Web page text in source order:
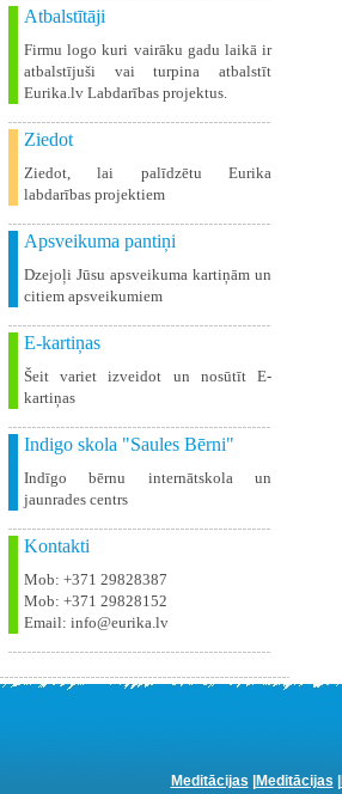
Atbalstītāji
Firmu logo kuri vairāku gadu laikā ir
atbalstījuši vai turpina atbalstīt
Eurika.lv Labdarības projektus.
Ziedot
Ziedot, lai palīdzētu Eurika
labdarības projektiem
Apsveikuma pantiņi
Dzejoļi Jūsu apsveikuma kartiņām un
citiem apsveikumiem
E-kartiņas
Šeit variet izveidot un nosūtīt E-
kartiņas
Indigo skola "Saules Bērni"
Indīgo bērnu internātskola un
jaunrades centrs
Kontakti
Mob: +371 29828387
Mob: +371 29828152
Email: info@eurika.lv
Meditācijas
Meditācijas